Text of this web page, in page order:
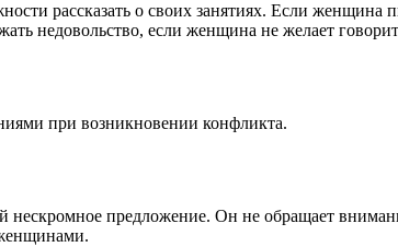
рассказать о своих занятиях. Если женщина
недовольство, если женщина не желает
при возникновении конфликта.
предложение. Он не обращает